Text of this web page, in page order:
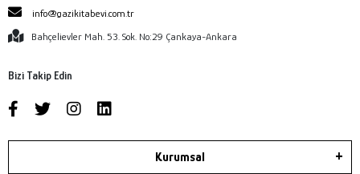
info@gazikitabevi.com.tr
Bahçelievler Mah. 53. Sok. No:29 Çankaya-Ankara
Bizi Takip Edin
Kurumsal